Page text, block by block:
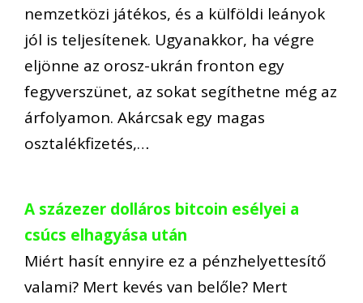
nemzetközi játékos, és a külföldi leányok
jól is teljesítenek. Ugyanakkor, ha végre
eljönne az orosz-ukrán fronton egy
fegyverszünet, az sokat segíthetne még az
árfolyamon. Akárcsak egy magas
osztalékfizetés,…
A százezer dolláros bitcoin esélyei a
csúcs elhagyása után
Miért hasít ennyire ez a pénzhelyettesítő
valami? Mert kevés van belőle? Mert